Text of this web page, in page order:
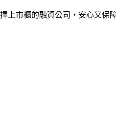
上市櫃的融資公司，安心又保